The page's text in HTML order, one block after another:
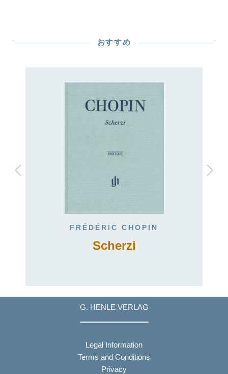
おすすめ
FRÉDÉRIC CHOPIN
Scherzi
G. HENLE VERLAG
Legal Information
Terms and Conditions
Privacy